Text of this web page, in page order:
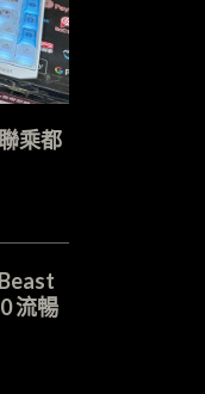
乘都
流暢